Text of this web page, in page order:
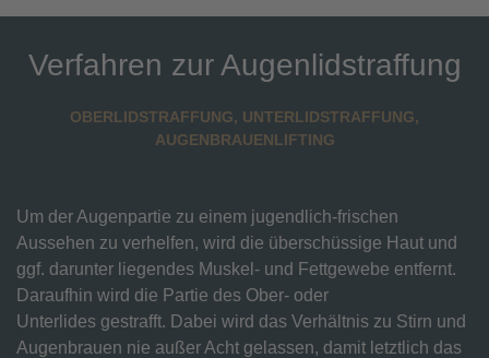
Verfahren zur Augenlidstraffung
OBERLIDSTRAFFUNG, UNTERLIDSTRAFFUNG,
AUGENBRAUENLIFTING
Um der Augenpartie zu einem jugendlich-frischen
Aussehen zu verhelfen, wird die überschüssige Haut und
ggf. darunter liegendes Muskel- und Fettgewebe entfernt.
Daraufhin wird die Partie des Ober- oder
Unterlides gestrafft. Dabei wird das Verhältnis zu Stirn und
Augenbrauen nie außer Acht gelassen, damit letztlich das